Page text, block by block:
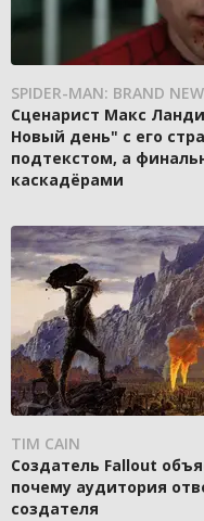
SPIDER-MAN: BRAND
Сценарист Макс
Новый день" с его
подтекстом, а
каскадёрами
TIM CAIN
Создатель Fallout
почему аудитория
создателя